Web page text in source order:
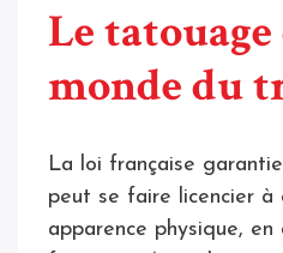
Le
monde du
La loi française
peut se faire licencier à
apparence physique, en